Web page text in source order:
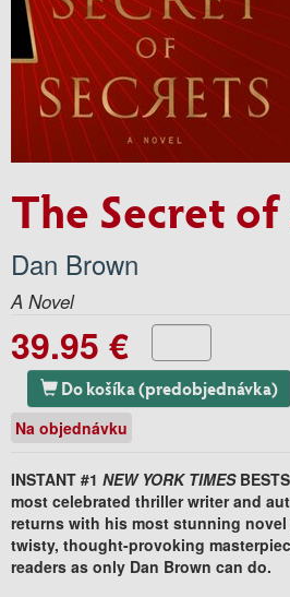
The Secret of
Dan Brown
A Novel
39.95 €
Do košíka (predobjednávka)
Na objednávku
INSTANT #1 NEW YORK TIMES
most celebrated thriller writer and
returns with his most stunning
twisty, thought-provoking
readers as only Dan Brown can do.